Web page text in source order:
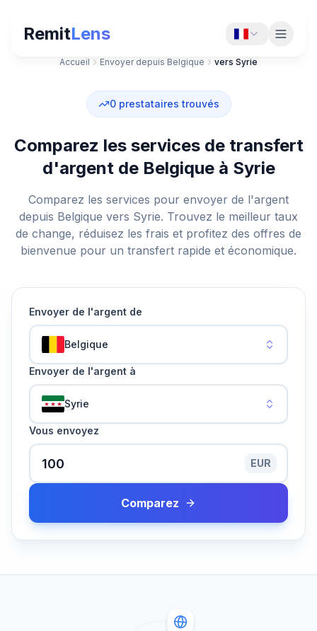
RemitLens
Accueil Envoyer depuis Belgique vers Syrie
0 prestataires trouvés
Comparez les services de transfert
d'argent de Belgique à Syrie
Comparez les services pour envoyer de l'argent
depuis Belgique vers Syrie. Trouvez le meilleur taux
de change, réduisez les frais et profitez des offres de
bienvenue pour un transfert rapide et économique.
Envoyer de l'argent de
Belgique
Envoyer de l'argent à
Syrie
Vous envoyez
EUR
Comparez